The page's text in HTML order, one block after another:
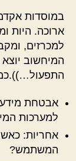
במוסדות
ארוכה. היות
למכרזים,
המיחשוב
אבטחת
למערכות
אחריות:
המשתמש?